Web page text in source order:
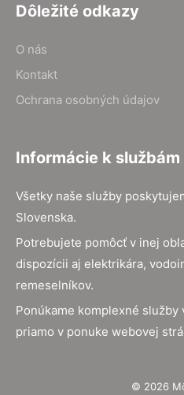
Dôležité odkazy
O nás
Kontakt
Ochrana osobných údajov
Informácie k službám
Všetky naše služby
Slovenska.
Potrebujete pomôcť v inej
dispozícii aj elektrikára,
remeselníkov.
Ponúkame komplexné
priamo v ponuke webovej
© 2026